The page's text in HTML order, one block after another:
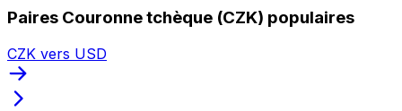
Paires Couronne tchèque (CZK) populaires
CZK vers USD